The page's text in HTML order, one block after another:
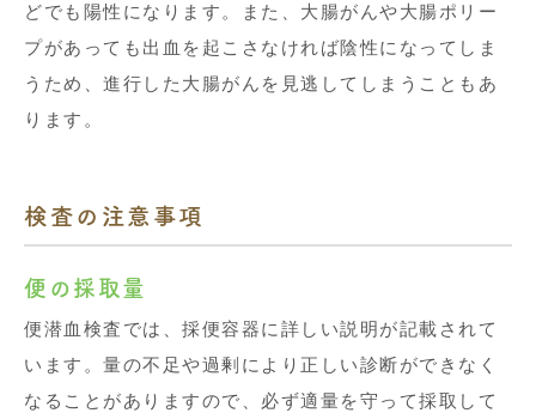
どでも陽性になります。また、大腸がんや大腸ポリー
プがあっても出血を起こさなければ陰性になってしま
うため、進行した大腸がんを見逃してしまうこともあ
ります。
検査の注意事項
便の採取量
便潜血検査では、採便容器に詳しい説明が記載されて
います。量の不足や過剰により正しい診断ができなく
なることがありますので、必ず適量を守って採取して